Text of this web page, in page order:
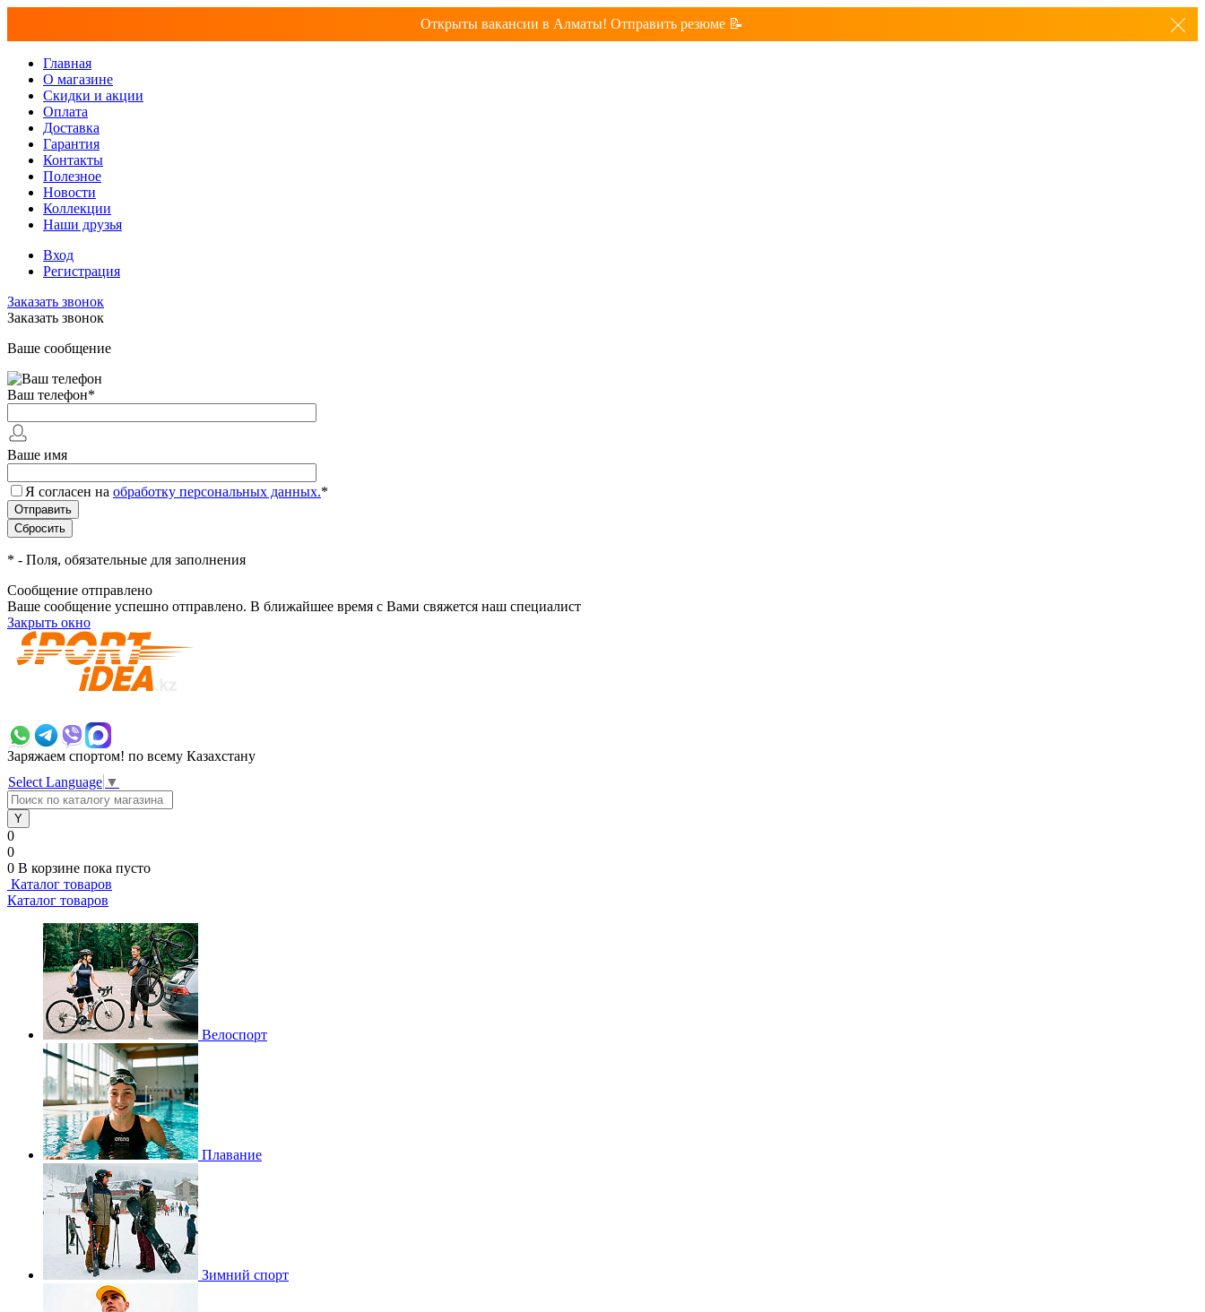
Открыты вакансии в Алматы! Отправить резюме 📝
Главная
О магазине
Скидки и акции
Оплата
Доставка
Гарантия
Контакты
Полезное
Новости
Коллекции
Наши друзья
Вход
Регистрация
Заказать звонок
Заказать звонок
Ваше сообщение
Ваш телефон*
Ваше имя
Я согласен на обработку персональных данных.*
* - Поля, обязательные для заполнения
Сообщение отправлено
Ваше сообщение успешно отправлено. В ближайшее время с Вами свяжется наш специалист
Закрыть окно
Заряжаем спортом! по всему Казахстану
Select Language ▼
0
0
0 В корзине пока пусто
Каталог товаров
Каталог товаров
Велоспорт
Плавание
Зимний спорт